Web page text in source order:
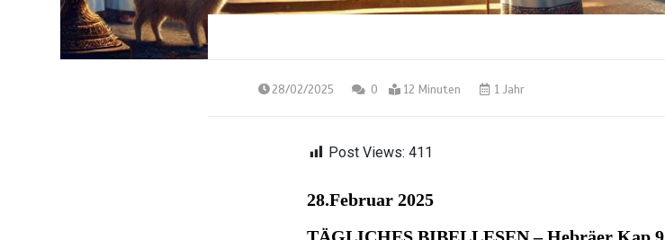
28/02/2025 0 12 Minuten 1 Jahr
Post Views: 411
28.Februar 2025
TÄGLICHES BIBELLESEN – Hebräer Kap.9